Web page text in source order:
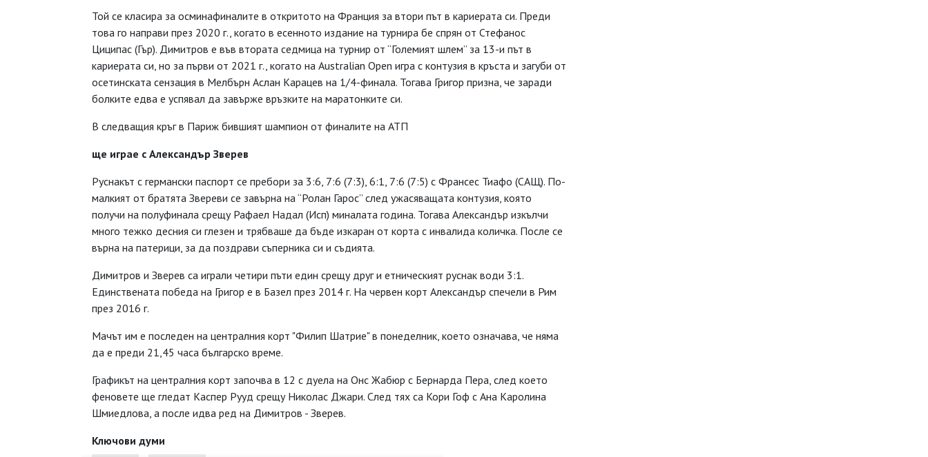
Той се класира за осминафиналите в откритото на Франция за втори път в кариерата си. Преди
това го направи през 2020 г., когато в есенното издание на турнира бе спрян от Стефанос
Циципас (Гър). Димитров е във втората седмица на турнир от “Големият шлем” за 13-и път в
кариерата си, но за първи от 2021 г., когато на Australian Open игра с контузия в кръста и загуби от
осетинската сензация в Мелбърн Аслан Карацев на 1/4-финала. Тогава Григор призна, че заради
болките едва е успявал да завърже връзките на маратонките си.
В следващия кръг в Париж бившият шампион от финалите на АТП
ще играе с Александър Зверев
Руснакът с германски паспорт се пребори за 3:6, 7:6 (7:3), 6:1, 7:6 (7:5) с Франсес Тиафо (САЩ). По-
малкият от братята Звереви се завърна на “Ролан Гарос” след ужасяващата контузия, която
получи на полуфинала срещу Рафаел Надал (Исп) миналата година. Тогава Александър изкълчи
много тежко десния си глезен и трябваше да бъде изкаран от корта с инвалида количка. После се
върна на патерици, за да поздрави съперника си и съдията.
Димитров и Зверев са играли четири пъти един срещу друг и етническият руснак води 3:1.
Единствената победа на Григор е в Базел през 2014 г. На червен корт Александър спечели в Рим
през 2016 г.
Мачът им е последен на централния корт "Филип Шатрие" в понеделник, което означава, че няма
да е преди 21,45 часа българско време.
Графикът на централния корт започва в 12 с дуела на Онс Жабюр с Бернарда Пера, след което
феновете ще гледат Каспер Рууд срещу Николас Джари. След тях са Кори Гоф с Ана Каролина
Шмиедлова, а после идва ред на Димитров - Зверев.
Ключови думи